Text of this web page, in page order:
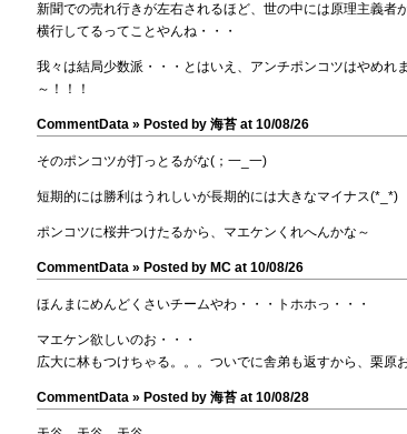
新聞での売れ行きが左右されるほど、世の中には原理主義者
横行してるってことやんね・・・
我々は結局少数派・・・とはいえ、アンチポンコツはやめれ
～！！！
CommentData » Posted by 海苔 at 10/08/26
そのポンコツが打っとるがな(；一_一)
短期的には勝利はうれしいが長期的には大きなマイナス(*_*)
ポンコツに桜井つけたるから、マエケンくれへんかな～
CommentData » Posted by MC at 10/08/26
ほんまにめんどくさいチームやわ・・・トホホっ・・・
マエケン欲しいのお・・・
広大に林もつけちゃる。。。ついでに舎弟も返すから、栗原
CommentData » Posted by 海苔 at 10/08/28